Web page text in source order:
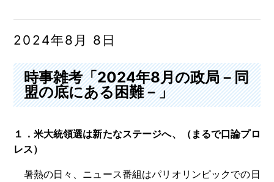
2024年8月 8日
時事雑考「2024年8月の政局－同
盟の底にある困難－」
１．米大統領選は新たなステージへ、（まるで口論プロ
レス）
暑熱の日々、ニュース番組はパリオリンピックでの日